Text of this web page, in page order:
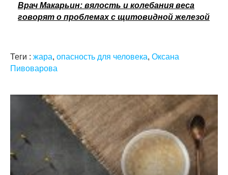
Врач Макарьин: вялость и колебания веса
говорят о проблемах с щитовидной железой
Теги : жара, опасность для человека, Оксана
Пивоварова